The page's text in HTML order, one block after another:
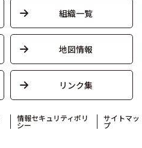
組織一覧
地図情報
リンク集
情報セキュリティポリ
シー
サイトマッ
プ